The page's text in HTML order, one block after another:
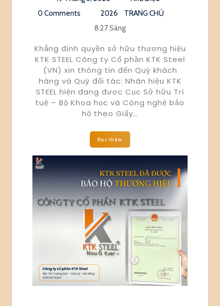
0 Comments
2026
TRANG CHỦ
8:27 Sáng
Khẳng định quyền sở hữu thương hiệu
KTK STEEL Công ty Cổ phần KTK Steel
(VN) xin thông tin đến Quý khách
hàng và Quý đối tác: Nhãn hiệu KTK
STEEL hiện đang được Cục Sở hữu Trí
tuệ – Bộ Khoa học và Công nghệ bảo
hộ theo Giấy…
Đọc thêm